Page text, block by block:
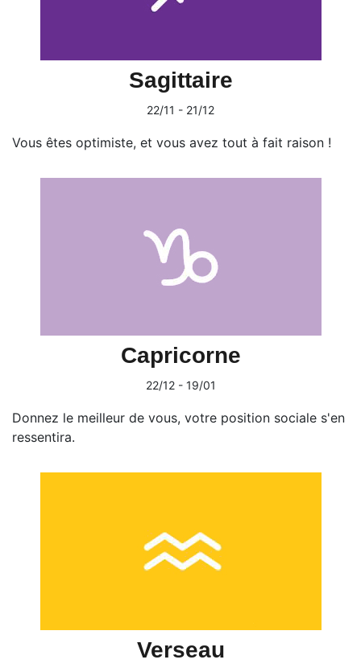
Sagittaire
22/11 - 21/12
Vous êtes optimiste, et vous avez tout à fait raison !
Capricorne
22/12 - 19/01
Donnez le meilleur de vous, votre position sociale s'en
ressentira.
Verseau